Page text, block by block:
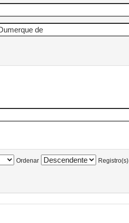
Ordenar Registro(s)